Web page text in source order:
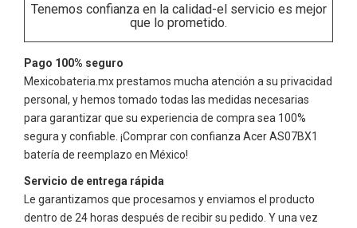
Tenemos confianza en la calidad-el servicio es mejor
que lo prometido.
Pago 100% seguro
Mexicobateria.mx prestamos mucha atención a su privacidad
personal, y hemos tomado todas las medidas necesarias
para garantizar que su experiencia de compra sea 100%
segura y confiable. ¡Comprar con confianza Acer AS07BX1
batería de reemplazo en México!
Servicio de entrega rápida
Le garantizamos que procesamos y enviamos el producto
dentro de 24 horas después de recibir su pedido. Y una vez